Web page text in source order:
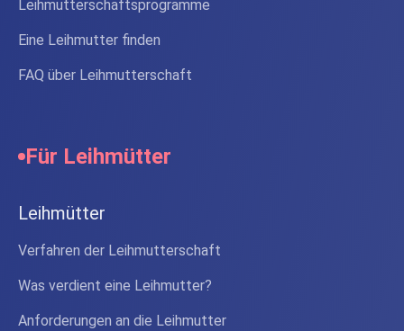
Leihmutterschaftsprogramme
Eine Leihmutter finden
FAQ über Leihmutterschaft
Für Leihmütter
Leihmütter
Verfahren der Leihmutterschaft
Was verdient eine Leihmutter?
Anforderungen an die Leihmutter